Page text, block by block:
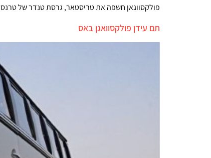
פולקסווגאן חשפה את טריסטאר, גרסת טנדר של
תם עידן פולקסוואגן באס